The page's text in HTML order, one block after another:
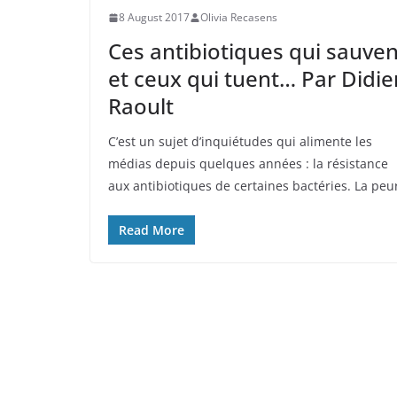
8 August 2017 Olivia Recasens
Ces antibiotiques qui
et ceux qui tuent… Par
Raoult
C’est un sujet d’inquiétudes qui alimente les
médias depuis quelques années : la résistance
aux antibiotiques de certaines bactéries. La
Read More